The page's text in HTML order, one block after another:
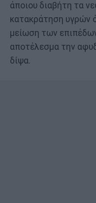
άποιου διαβήτη τα
κατακράτηση υγρών
μείωση των
αποτέλεσμα την
δίψα.